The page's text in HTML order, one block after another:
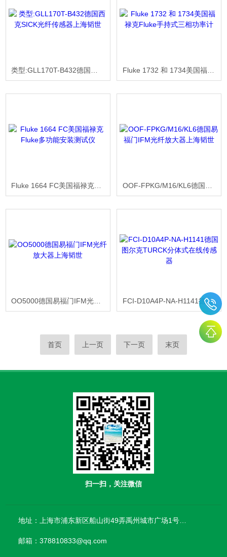
类型:GLL170T-B432德国西克SICK光纤传感器上海韬世 Fluke 1732 和 1734美国福禄克Fluke手持式三相功率计
Fluke 1664 FC美国福禄克Fluke多功能安装测试仪 OOF-FPKG/M16/KL6德国易福门IFM光纤放大器上海韬世
OO5000德国易福门IFM光纤放大器上海韬世 FCI-D10A4P-NA-H1141德国图尔克TURCK分体式在线传感器
首页 上一页 下一页 末页
扫一扫，关注微信
地址：上海市浦东新区船山街49弄禹州城市广场1号楼906
邮箱：378810833@qq.com